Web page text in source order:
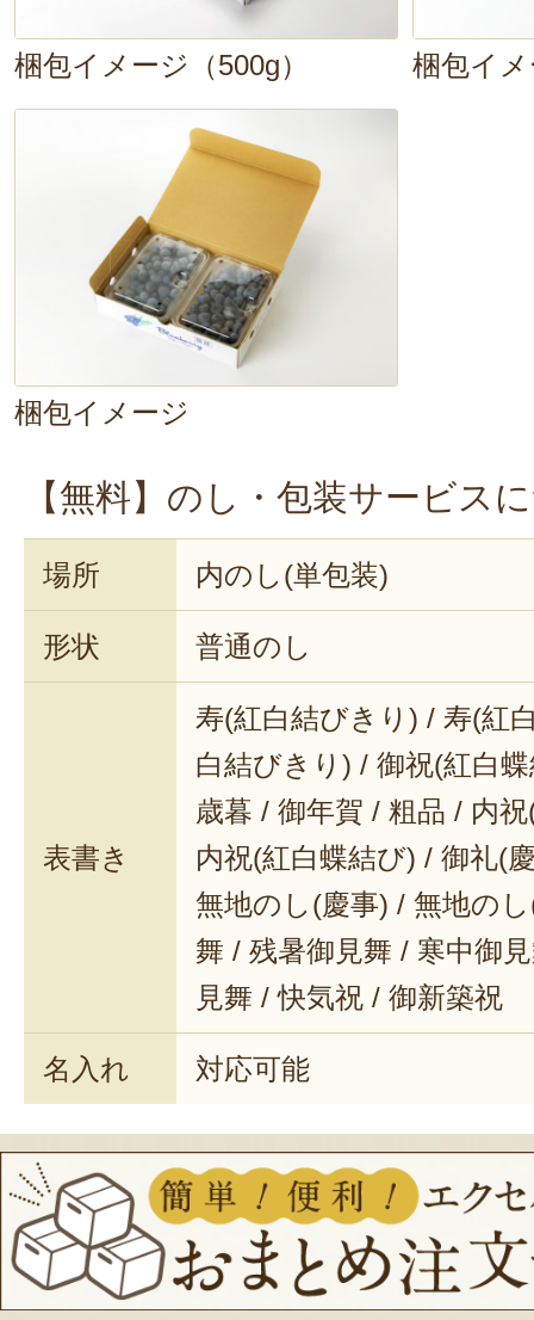
梱包イメージ（500g） 梱包イ
梱包イメージ
【無料】のし・包装サービス
場所 内のし(単包装)
形状 普通のし
表書き
寿(紅白結びきり) / 寿(紅
白結びきり) / 御祝(紅白
歳暮 / 御年賀 / 粗品 / 内
内祝(紅白蝶結び) / 御礼(
無地のし(慶事) / 無地の
舞 / 残暑御見舞 / 寒中御
見舞 / 快気祝 / 御新築祝
名入れ 対応可能